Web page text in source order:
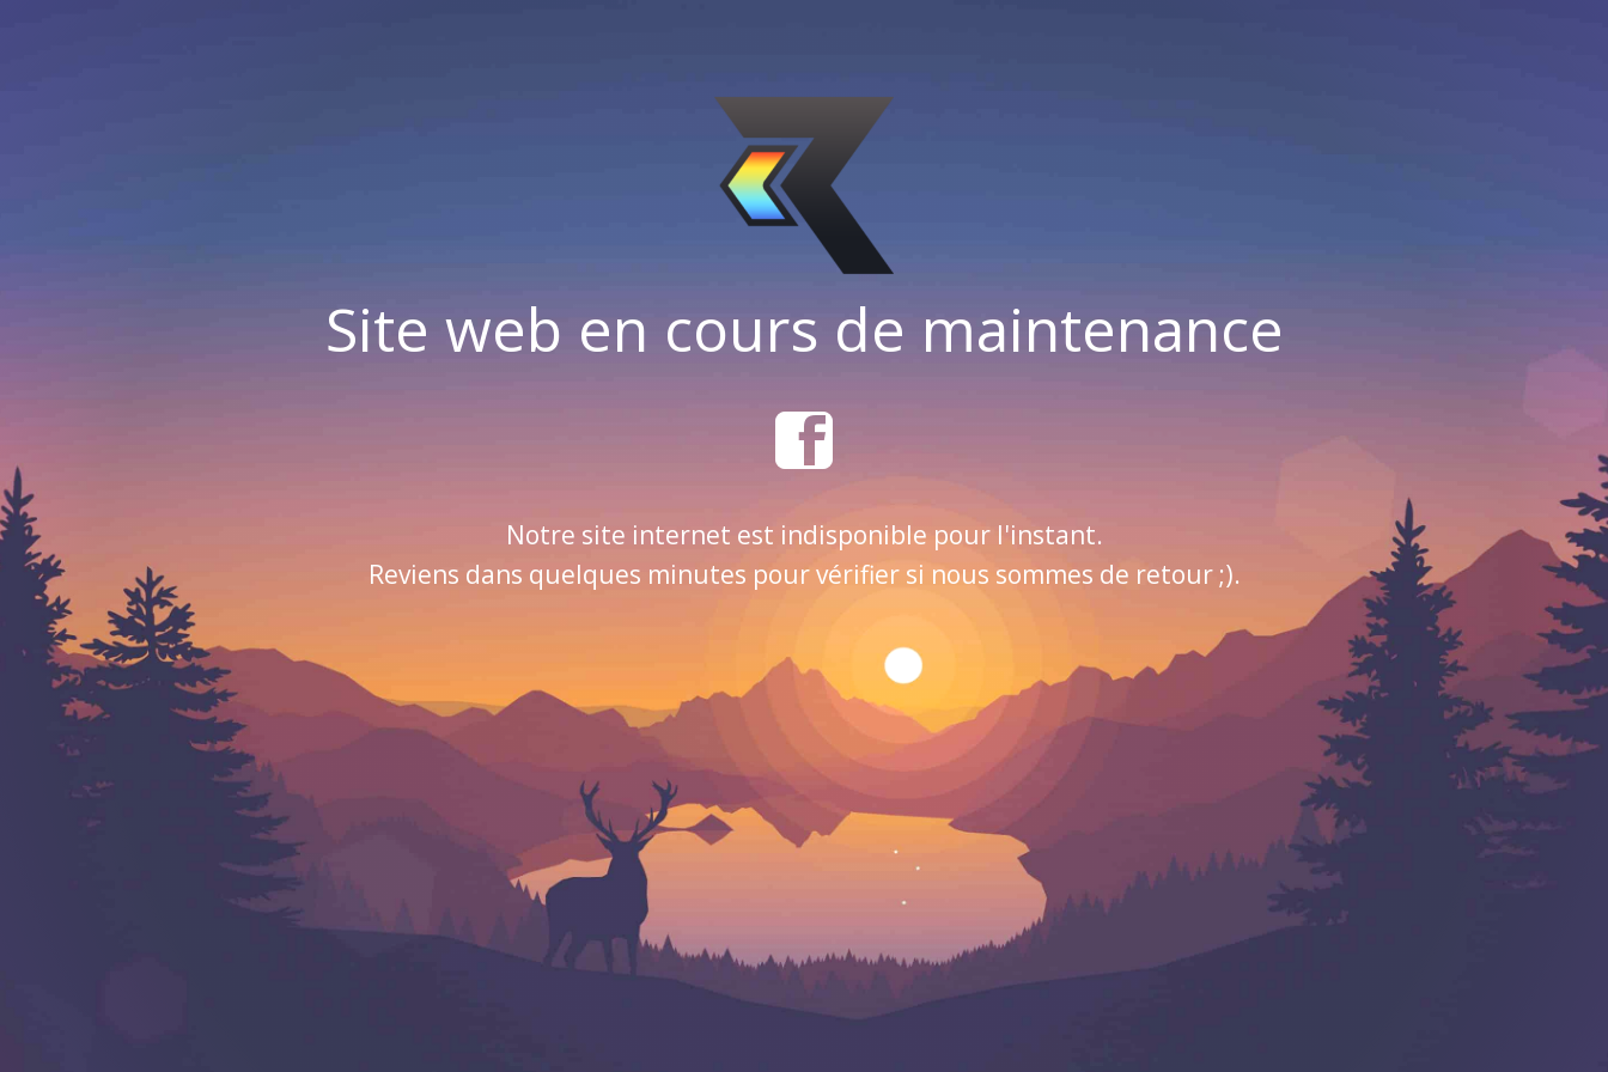
Site web en cours de maintenance
Notre site internet est indisponible pour l'instant.
Reviens dans quelques minutes pour vérifier si nous sommes de retour ;).